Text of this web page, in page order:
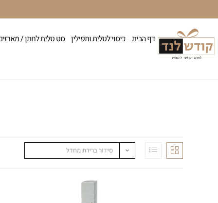
דף הבית כיסוי לטלית ותפילין סט טלית לחתן /
סידור ברירת מחדל